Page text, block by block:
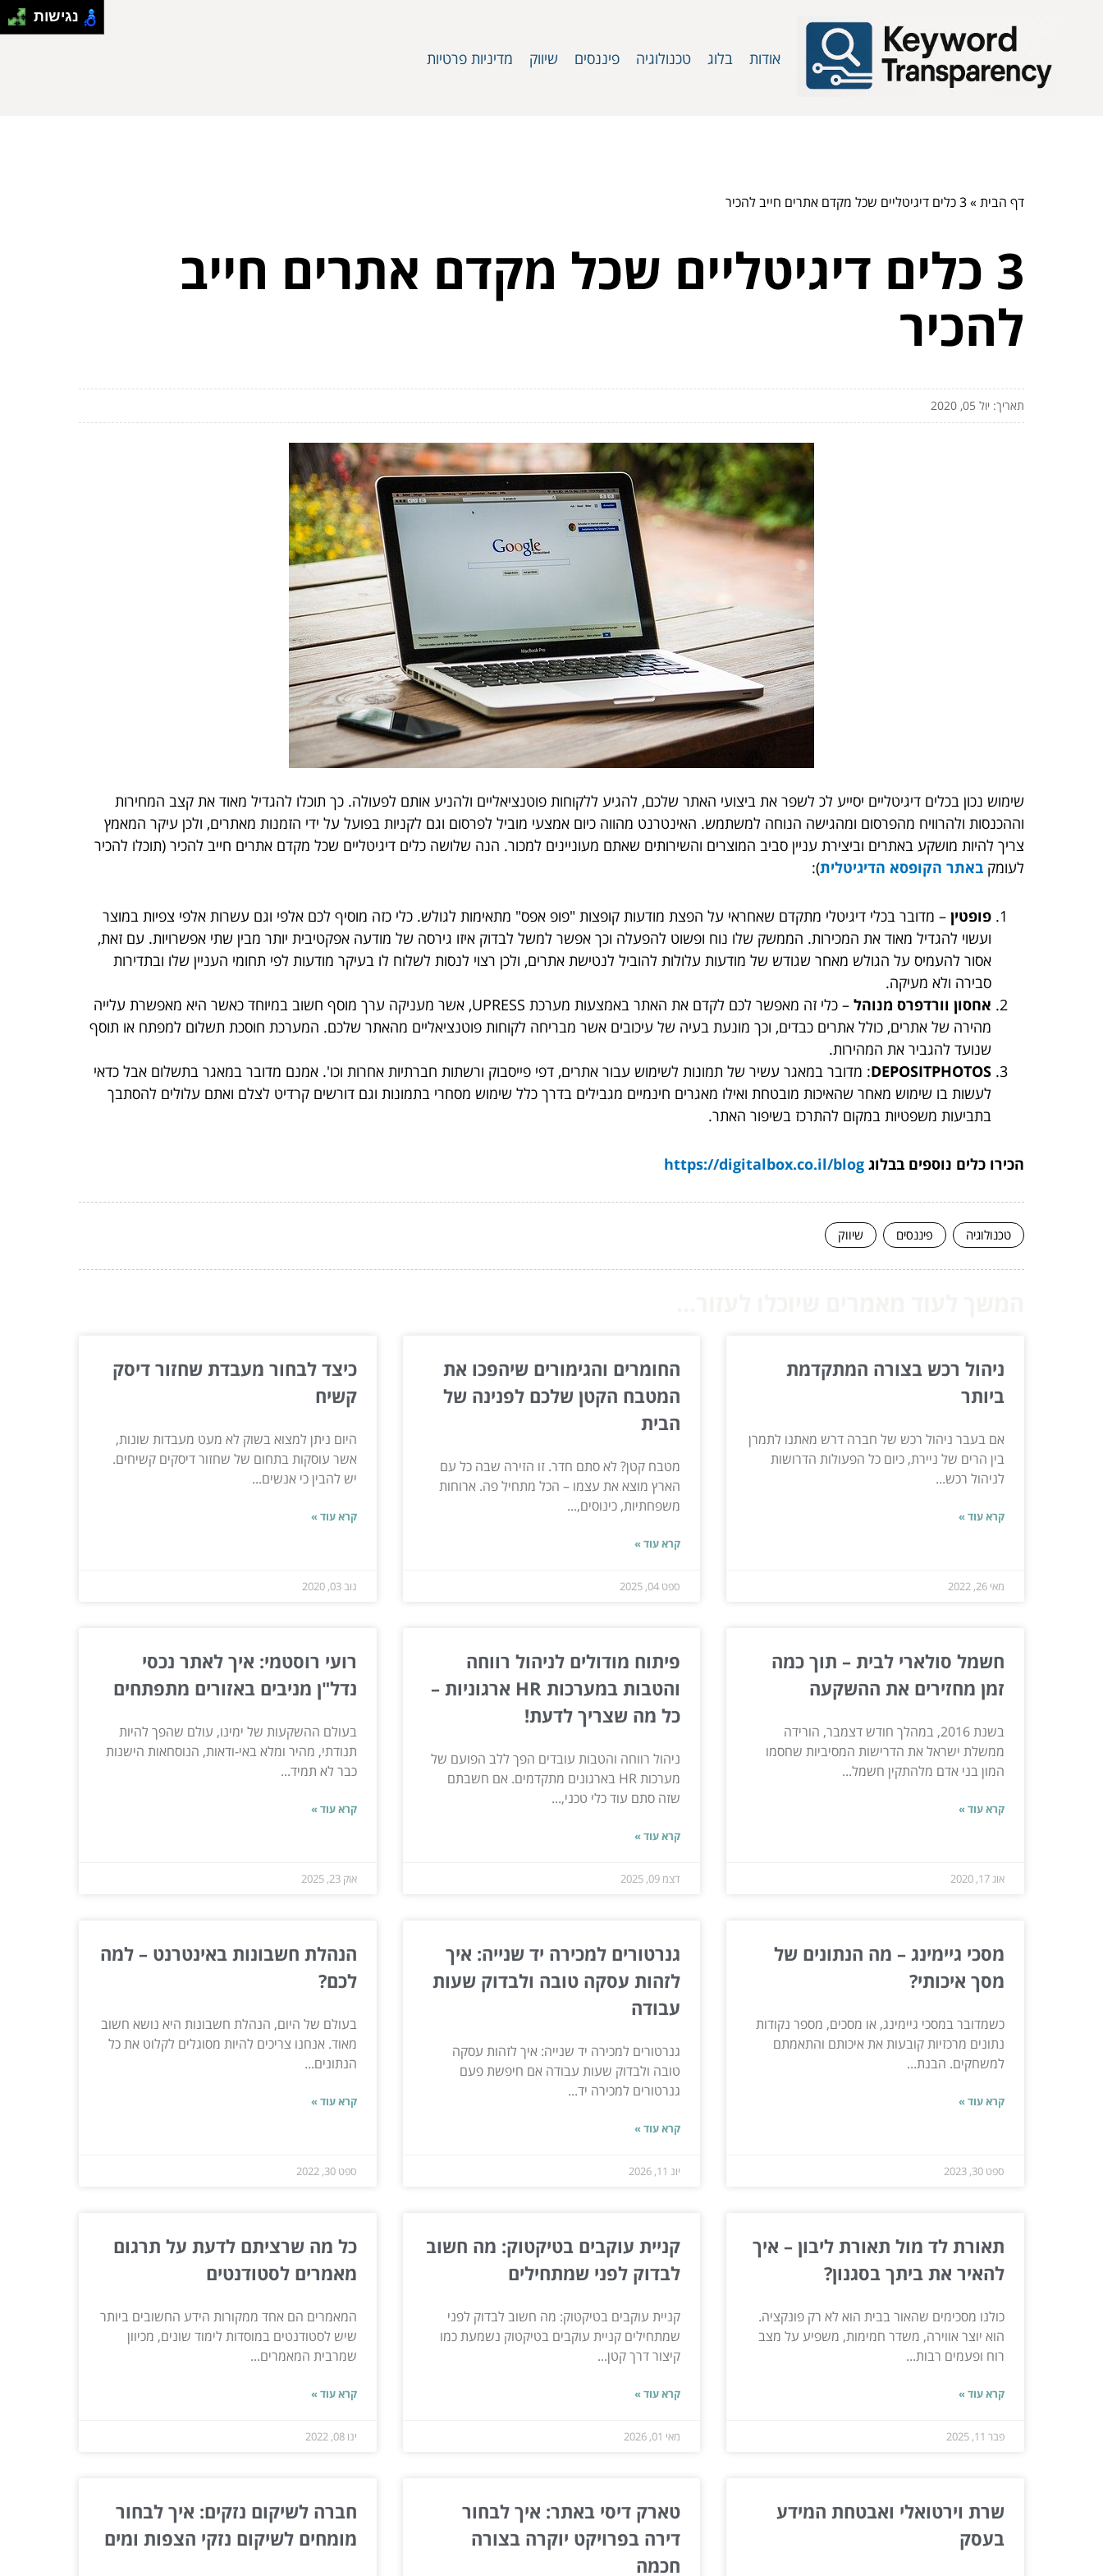
אודות בלוג טכנולוגיה פיננסים שיווק מדיניות פרטיות
דף הבית»3 כלים דיגיטליים שכל מקדם אתרים חייב להכיר
3 כלים דיגיטליים שכל מקדם אתרים חייב
להכיר
תאריך: יול 05, 2020
שימוש נכון בכלים דיגיטליים יסייע לכ לשפר את ביצועי האתר שלכם, להגיע ללקוחות פוטנציאליים ולהניע אותם לפעולה. כך תוכלו להגדיל מאוד את קצב המחירות
וההכנסות ולהרוויח מהפרסום ומהגישה הנוחה למשתמש. האינטרנט מהווה כיום אמצעי מוביל לפרסום וגם לקניות בפועל על ידי הזמנות מאתרים, ולכן עיקר המאמץ
צריך להיות מושקע באתרים וביצירת עניין סביב המוצרים והשירותים שאתם מעוניינים למכור. הנה שלושה כלים דיגיטליים שכל מקדם אתרים חייב להכיר (תוכלו להכיר
לעומק באתר הקופסא הדיגיטלית):
פופטין – מדובר בכלי דיגיטלי מתקדם שאחראי על הפצת מודעות קופצות "פופ אפס" מתאימות לגולש. כלי כזה מוסיף לכם אלפי וגם עשרות אלפי צפיות במוצר
ועשוי להגדיל מאוד את המכירות. הממשק שלו נוח ופשוט להפעלה וכך אפשר למשל לבדוק איזו גירסה של מודעה אפקטיבית יותר מבין שתי אפשרויות. עם זאת,
אסור להעמיס על הגולש מאחר שגודש של מודעות עלולות להוביל לנטישת אתרים, ולכן רצוי לנסות לשלוח לו בעיקר מודעות לפי תחומי העניין שלו ובתדירות
סבירה ולא מעיקה.
אחסון וורדפרס מנוהל
– כלי זה מאפשר לכם לקדם את האתר באמצעות מערכת UPRESS, אשר מעניקה ערך מוסף חשוב במיוחד כאשר היא מאפשרת עלייה
מהירה של אתרים, כולל אתרים כבדים, וכך מונעת בעיה של עיכובים אשר מבריחה לקוחות פוטנציאליים מהאתר שלכם. המערכת חוסכת תשלום למפתח או תוסף
שנועד להגביר את המהירות.
DEPOSITPHOTOS: מדובר במאגר עשיר של תמונות לשימוש עבור אתרים, דפי פייסבוק ורשתות חברתיות אחרות וכו'. אמנם מדובר במאגר בתשלום אבל כדאי
לעשות בו שימוש מאחר שהאיכות מובטחת ואילו מאגרים חינמיים מגבילים בדרך כלל שימוש מסחרי בתמונות וגם דורשים קרדיט לצלם ואתם עלולים להסתבך
בתביעות משפטיות במקום להתרכז בשיפור האתר.
הכירו כלים נוספים בבלוג https://digitalbox.co.il/blog
טכנולוגיה פיננסים שיווק
ניהול רכש בצורה המתקדמת
ביותר
אם בעבר ניהול רכש של חברה דרש מאתנו לתמרן
בין הרים של ניירת, כיום כל הפעולות הדרושות
לניהול רכש...
קרא עוד »
מאי 26, 2022
החומרים והגימורים שיהפכו את
המטבח הקטן שלכם לפנינה של
הבית
מטבח קטן? לא סתם חדר. זו הזירה שבה כל עם
הארץ מוצא את עצמו – הכל מתחיל פה. ארוחות
משפחתיות, כינוסים,...
קרא עוד »
ספט 04, 2025
כיצד לבחור מעבדת שחזור דיסק
קשיח
היום ניתן למצוא בשוק לא מעט מעבדות שונות,
אשר עוסקות בתחום של שחזור דיסקים קשיחים.
יש להבין כי אנשים...
קרא עוד »
נוב 03, 2020
חשמל סולארי לבית – תוך כמה
זמן מחזירים את ההשקעה
בשנת 2016, במהלך חודש דצמבר, הורידה
ממשלת ישראל את הדרישות המסיביות שחסמו
המון בני אדם מלהתקין חשמל...
קרא עוד »
אוג 17, 2020
פיתוח מודולים לניהול רווחה
והטבות במערכות HR ארגוניות –
כל מה שצריך לדעת!
ניהול רווחה והטבות עובדים הפך ללב הפועם של
מערכות HR בארגונים מתקדמים. אם חשבתם
שזה סתם עוד כלי טכני,...
קרא עוד »
דצמ 09, 2025
רועי רוסטמי: איך לאתר נכסי
נדל"ן מניבים באזורים מתפתחים
בעולם ההשקעות של ימינו, עולם שהפך להיות
תנודתי, מהיר ומלא באי-ודאות, הנוסחאות הישנות
כבר לא תמיד...
קרא עוד »
אוק 23, 2025
מסכי גיימינג – מה הנתונים של
מסך איכותי?
כשמדובר במסכי גיימינג, או מסכים, מספר נקודות
נתונים מרכזיות קובעות את איכותם והתאמתם
למשחקים. הבנת...
קרא עוד »
ספט 30, 2023
גנרטורים למכירה יד שנייה: איך
לזהות עסקה טובה ולבדוק שעות
עבודה
גנרטורים למכירה יד שנייה: איך לזהות עסקה
טובה ולבדוק שעות עבודה אם חיפשת פעם
גנרטורים למכירה יד...
קרא עוד »
יונ 11, 2026
הנהלת חשבונות באינטרנט – למה
לכם?
בעולם של היום, הנהלת חשבונות היא נושא חשוב
מאוד. אנחנו צריכים להיות מסוגלים לקלוט את כל
הנתונים...
קרא עוד »
ספט 30, 2022
תאורת לד מול תאורת ליבון – איך
להאיר את ביתך בסגנון?
כולנו מסכימים שהאור בבית הוא לא רק פונקציה.
הוא יוצר אווירה, משדר חמימות, משפיע על מצב
רוח ופעמים רבות...
קרא עוד »
פבר 11, 2025
קניית עוקבים בטיקטוק: מה חשוב
לבדוק לפני שמתחילים
קניית עוקבים בטיקטוק: מה חשוב לבדוק לפני
שמתחילים קניית עוקבים בטיקטוק נשמעת כמו
קיצור דרך קטן...
קרא עוד »
מאי 01, 2026
כל מה שרציתם לדעת על תרגום
מאמרים לסטודנטים
המאמרים הם אחד ממקורות הידע החשובים ביותר
שיש לסטודנטים במוסדות לימוד שונים, מכיוון
שמרבית המאמרים...
קרא עוד »
ינו 08, 2022
שרת וירטואלי ואבטחת המידע
בעסק
טארק דיסי באתר: איך לבחור
דירה בפרויקט יוקרה בצורה
חכמה
חברה לשיקום נזקים: איך לבחור
מומחים לשיקום נזקי הצפות ומים
נגישות